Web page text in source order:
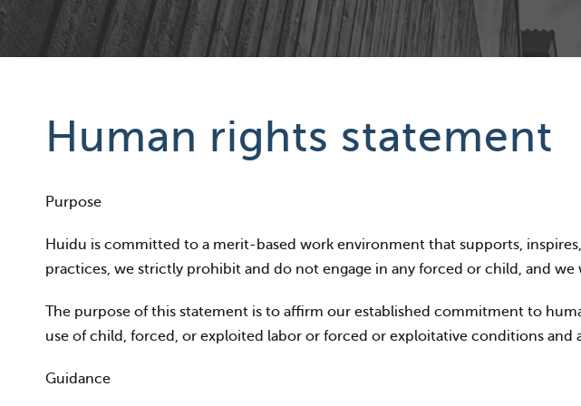
Human rights statement
Purpose
Huidu is committed to a merit-based work environment that supports,
practices, we strictly prohibit and do not engage in any forced or child, and we
The purpose of this statement is to affirm our established commitment to
use of child, forced, or exploited labor or forced or exploitative conditions and
Guidance